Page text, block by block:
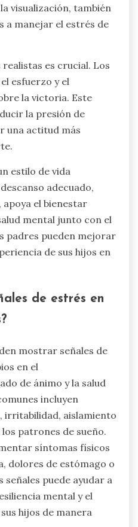
visualización, también
a manejar el estrés de
es crucial. Los
esfuerzo y el
la victoria. Este
la presión de
una actitud más
estilo de vida
adecuado,
el bienestar
mental junto con el
padres pueden mejorar
de sus hijos en
de estrés en
mostrar señales de
en el
de ánimo y la salud
incluyen
irritabilidad, aislamiento
patrones de sueño.
síntomas físicos
dolores de estómago o
puede ayudar a
mental y el
hijos de manera